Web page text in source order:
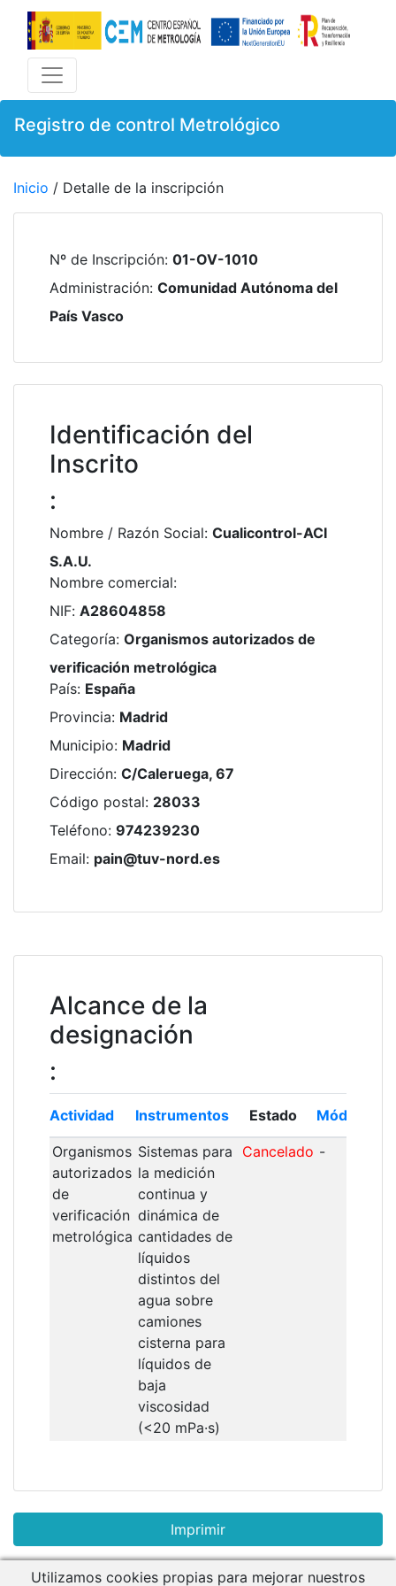
Registro de control Metrológico
Inicio / Detalle de la inscripción
Nº de Inscripción: 01-OV-1010
Administración: Comunidad Autónoma del
País Vasco
Identificación del
Inscrito
:
Nombre / Razón Social: Cualicontrol-ACI
S.A.U.
Nombre comercial:
NIF: A28604858
Categoría: Organismos autorizados de
verificación metrológica
País: España
Provincia: Madrid
Municipio: Madrid
Dirección: C/Caleruega, 67
Código postal: 28033
Teléfono: 974239230
Email: pain@tuv-nord.es
Alcance de la
designación
:
Actividad Instrumentos Estado Módulo
Organismos
autorizados
de
verificación
metrológica
Sistemas para
la medición
continua y
dinámica de
cantidades de
líquidos
distintos del
agua sobre
camiones
cisterna para
líquidos de
baja
viscosidad
(<20 mPa·s)
Cancelado -
Utilizamos cookies propias para mejorar nuestros